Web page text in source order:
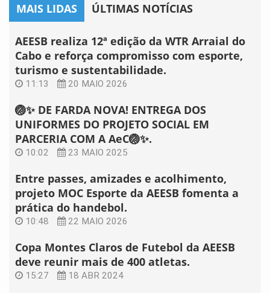
MAIS LIDAS ÚLTIMAS NOTÍCIAS
AEESB realiza 12ª edição da WTR Arraial do
Cabo e reforça compromisso com esporte,
turismo e sustentabilidade.
11:13 20 MAIO 2026
🏐✨ DE FARDA NOVA! ENTREGA DOS
UNIFORMES DO PROJETO SOCIAL EM
PARCERIA COM A AeC🏐✨.
10:02 23 MAIO 2025
Entre passes, amizades e acolhimento,
projeto MOC Esporte da AEESB fomenta a
prática do handebol.
10:48 22 MAIO 2026
Copa Montes Claros de Futebol da AEESB
deve reunir mais de 400 atletas.
15:27 18 ABR 2024